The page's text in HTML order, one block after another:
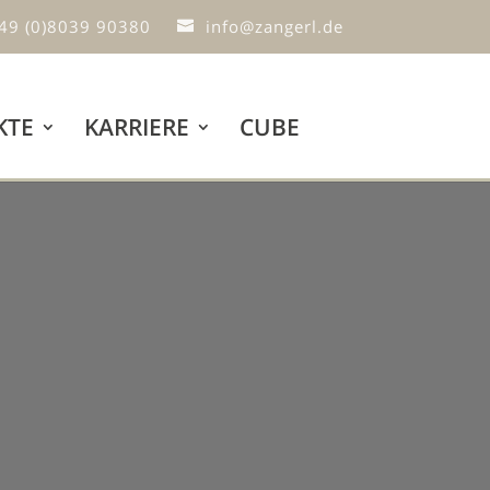
(0)8039 90380 info@zangerl.de
KARRIERE CUBE